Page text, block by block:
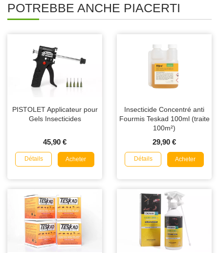
POTREBBE ANCHE PIACERTI
PISTOLET Applicateur pour
Gels Insecticides
45,90 €
Détails Acheter
Insecticide Concentré anti
Fourmis Teskad 100ml (traite
100m²)
29,90 €
Détails Acheter